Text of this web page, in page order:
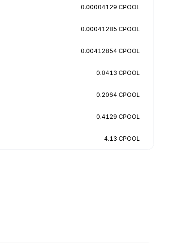
0.00004129 CPOOL
0.00041285 CPOOL
0.00412854 CPOOL
0.0413 CPOOL
0.2064 CPOOL
0.4129 CPOOL
4.13 CPOOL